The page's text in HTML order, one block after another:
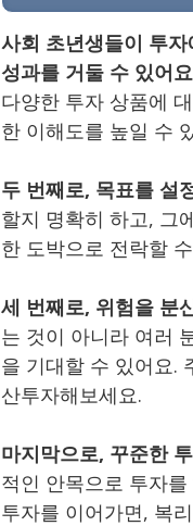
사회 초년생들이 투
성과를 거둘 수 있어
다양한 투자 상품에
한 이해도를 높일 수
두 번째로, 목표를 설
할지 명확히 하고, 그
한 도박으로 전락할
세 번째로, 위험을 분
는 것이 아니라 여러
을 기대할 수 있어요.
산투자해보세요.
마지막으로, 꾸준한
적인 안목으로 투자
투자를 이어가면, 복